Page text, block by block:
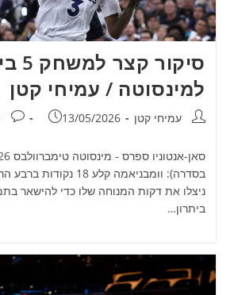
למינסוטה / עמיחי קטן
מחבר:עמיחי קטן פורסם:
13/05/2026
בסדרה): וומבניאמה קלע
ניצלו את דקות המנוחה שלו כדי להישאר
ביתרון…